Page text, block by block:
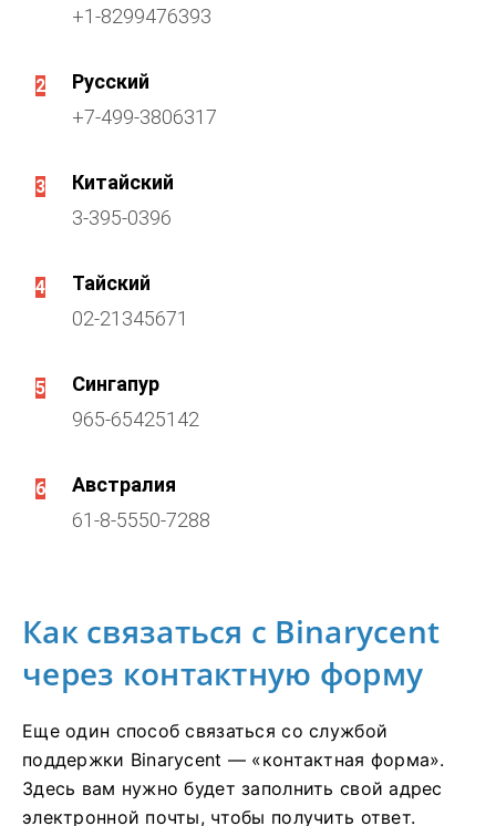
+1-8299476393
2
Русский
+7-499-3806317
3
Китайский
3-395-0396
4
Тайский
02-21345671
5
Сингапур
965-65425142
6
Австралия
61-8-5550-7288
Как связаться с Binarycent
через контактную форму
Еще один способ связаться со службой
поддержки Binarycent — «контактная форма».
Здесь вам нужно будет заполнить свой адрес
электронной почты, чтобы получить ответ.